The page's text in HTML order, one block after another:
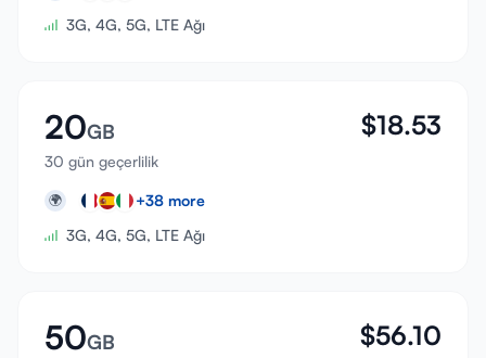
3G, 4G, 5G, LTE Ağı
20GB
30 gün geçerlilik
$18.53
🌍 +38 more
3G, 4G, 5G, LTE Ağı
50GB $56.10